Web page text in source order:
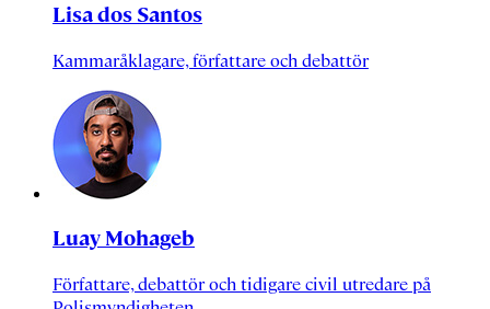
Lisa dos Santos
Kammaråklagare, författare och debattör
Luay Mohageb
Författare, debattör och tidigare civil utredare på